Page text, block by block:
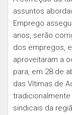
assuntos
Emprego
anos, serão
dos empregos,
aproveitaram a
para, em 28 de
das Vítimas de
tradicionalmente
sindicais da